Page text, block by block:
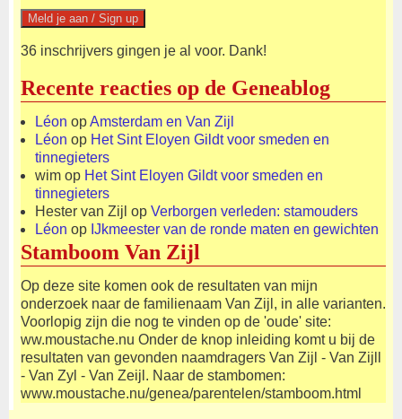
36 inschrijvers gingen je al voor. Dank!
Recente reacties op de Geneablog
Léon opAmsterdam en Van Zijl
Léon op Het Sint Eloyen Gildt voor smeden en
tinnegieters
wim op Het Sint Eloyen Gildt voor smeden en
tinnegieters
Hester van Zijl op Verborgen verleden: stamouders
Léon op IJkmeester van de ronde maten en gewichten
Stamboom Van Zijl
Op deze site komen ook de resultaten van mijn
onderzoek naar de familienaam Van Zijl, in alle varianten.
Voorlopig zijn die nog te vinden op de 'oude' site:
ww.moustache.nu Onder de knop inleiding komt u bij de
resultaten van gevonden naamdragers Van Zijl - Van Zijll
- Van Zyl - Van Zeijl. Naar de stambomen:
www.moustache.nu/genea/parentelen/stamboom.html